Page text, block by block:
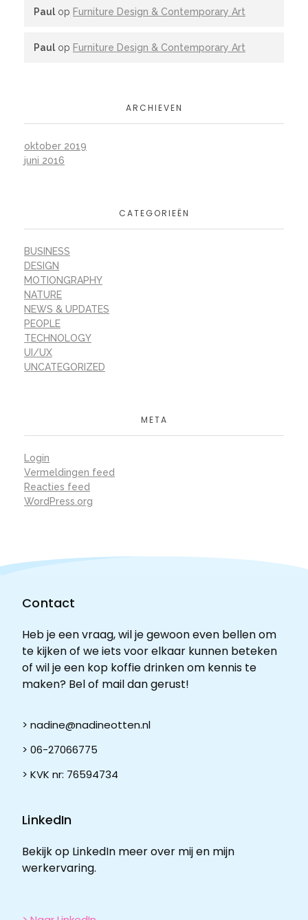
Paul op Furniture Design & Contemporary Art
Paul op Furniture Design & Contemporary Art
ARCHIEVEN
oktober 2019
juni 2016
CATEGORIEËN
BUSINESS
DESIGN
MOTIONGRAPHY
NATURE
NEWS & UPDATES
PEOPLE
TECHNOLOGY
UI/UX
UNCATEGORIZED
META
Login
Vermeldingen feed
Reacties feed
WordPress.org
Contact
Heb je een vraag, wil je gewoon even bellen om
te kijken of we iets voor elkaar kunnen beteken
of wil je een kop koffie drinken om kennis te
maken? Bel of mail dan gerust!
> nadine@nadineotten.nl
> 06-27066775
> KVK nr: 76594734
LinkedIn
Bekijk op LinkedIn meer over mij en mijn
werkervaring.